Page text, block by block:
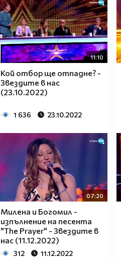
11:10
Кой отбор ще отпадне? -
Звездите в нас
(23.10.2022)
1 636 23.10.2022
07:20
Милена и Богомил -
изпълнение на песента
"The Prayer" - Звездите в
нас (11.12.2022)
312 11.12.2022